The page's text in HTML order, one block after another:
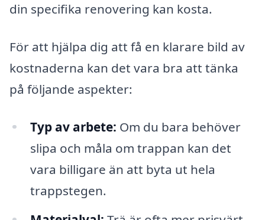
din specifika renovering kan kosta.
För att hjälpa dig att få en klarare bild av
kostnaderna kan det vara bra att tänka
på följande aspekter:
Typ av arbete: Om du bara behöver
slipa och måla om trappan kan det
vara billigare än att byta ut hela
trappstegen.